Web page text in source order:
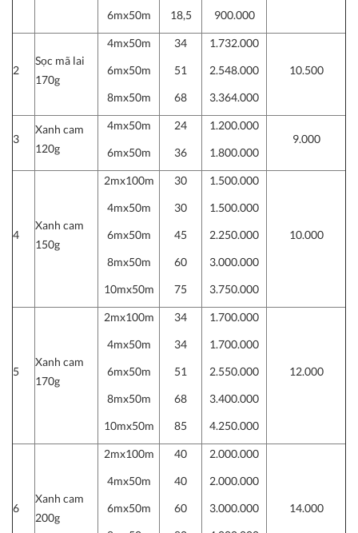
6mx50m
18,5
900.000
2
Sọc mã lai
170g
4mx50m
6mx50m
8mx50m
34
51
68
1.732.000
2.548.000
3.364.000
10.500
3
Xanh cam
120g
4mx50m
6mx50m
24
36
1.200.000
1.800.000
9.000
4
Xanh cam
150g
2mx100m
4mx50m
6mx50m
8mx50m
10mx50m
30
30
45
60
75
1.500.000
1.500.000
2.250.000
3.000.000
3.750.000
10.000
5
Xanh cam
170g
2mx100m
4mx50m
6mx50m
8mx50m
10mx50m
34
34
51
68
85
1.700.000
1.700.000
2.550.000
3.400.000
4.250.000
12.000
6
Xanh cam
200g
2mx100m
4mx50m
6mx50m
40
40
60
2.000.000
2.000.000
3.000.000
14.000